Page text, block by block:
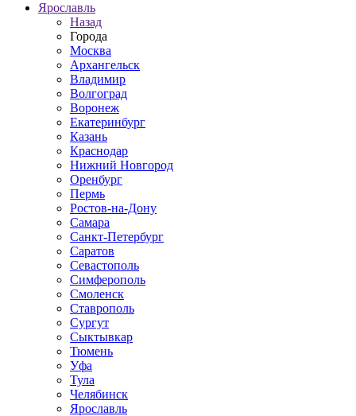
Ярославль
Назад
Города
Москва
Архангельск
Владимир
Волгоград
Воронеж
Екатеринбург
Казань
Краснодар
Нижний Новгород
Оренбург
Пермь
Ростов-на-Дону
Самара
Санкт-Петербург
Саратов
Севастополь
Симферополь
Смоленск
Ставрополь
Сургут
Сыктывкар
Тюмень
Уфа
Тула
Челябинск
Ярославль